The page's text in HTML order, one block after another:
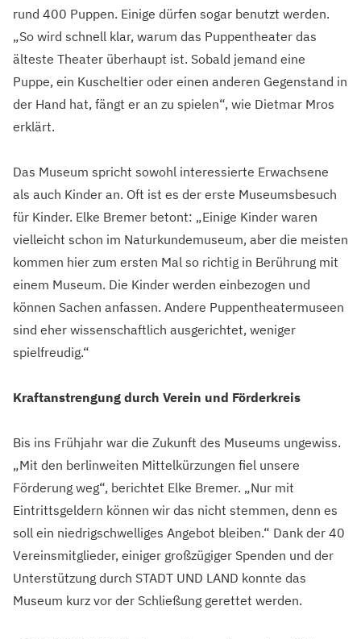
rund 400 Puppen. Einige dürfen sogar benutzt werden.
„So wird schnell klar, warum das Puppentheater das
älteste Theater überhaupt ist. Sobald jemand eine
Puppe, ein Kuscheltier oder einen anderen Gegenstand in
der Hand hat, fängt er an zu spielen“, wie Dietmar Mros
erklärt.
Das Museum spricht sowohl interessierte Erwachsene
als auch Kinder an. Oft ist es der erste Museumsbesuch
für Kinder. Elke Bremer betont: „Einige Kinder waren
vielleicht schon im Naturkundemuseum, aber die meisten
kommen hier zum ersten Mal so richtig in Berührung mit
einem Museum. Die Kinder werden einbezogen und
können Sachen anfassen. Andere Puppentheatermuseen
sind eher wissenschaftlich ausgerichtet, weniger
spielfreudig.“
Kraftanstrengung durch Verein und Förderkreis
Bis ins Frühjahr war die Zukunft des Museums ungewiss.
„Mit den berlinweiten Mittelkürzungen fiel unsere
Förderung weg“, berichtet Elke Bremer. „Nur mit
Eintrittsgeldern können wir das nicht stemmen, denn es
soll ein niedrigschwelliges Angebot bleiben.“ Dank der 40
Vereinsmitglieder, einiger großzügiger Spenden und der
Unterstützung durch STADT UND LAND konnte das
Museum kurz vor der Schließung gerettet werden.